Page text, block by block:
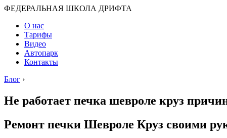
ФЕДЕРАЛЬНАЯ ШКОЛА ДРИФТА
О нас
Тарифы
Видео
Автопарк
Контакты
Блог ›
Не работает печка шевроле круз
Ремонт печки Шевроле Круз своими